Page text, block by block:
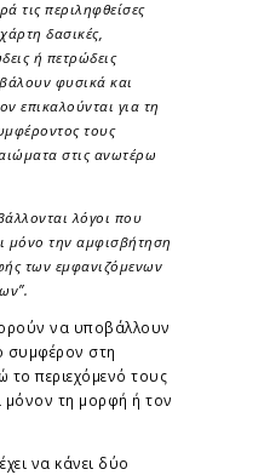
τις περιληφθείσες
δασικές,
ή πετρώδεις
φυσικά και
επικαλούνται για τη
τους
στις ανωτέρω
λόγοι που
μόνο την αμφισβήτηση
των εμφανιζόμενων
να υποβάλλουν
συμφέρον στη
το περιεχόμενό τους
μόνον τη μορφή ή τον
να κάνει δύο